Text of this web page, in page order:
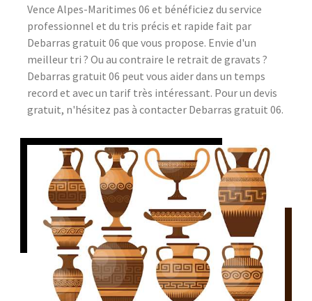
Vence Alpes-Maritimes 06 et bénéficiez du service
professionnel et du tris précis et rapide fait par
Debarras gratuit 06 que vous propose. Envie d'un
meilleur tri ? Ou au contraire le retrait de gravats ?
Debarras gratuit 06 peut vous aider dans un temps
record et avec un tarif très intéressant. Pour un devis
gratuit, n'hésitez pas à contacter Debarras gratuit 06.